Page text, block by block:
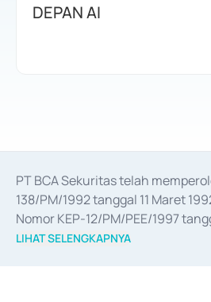
DEPAN AI
PT BCA Sekuritas telah
138/PM/1992 tanggal 11 Maret
Nomor KEP-12/PM/PEE/1997
merger, akuisisi, divestasi, dan
LIHAT SELENGKAPNYA